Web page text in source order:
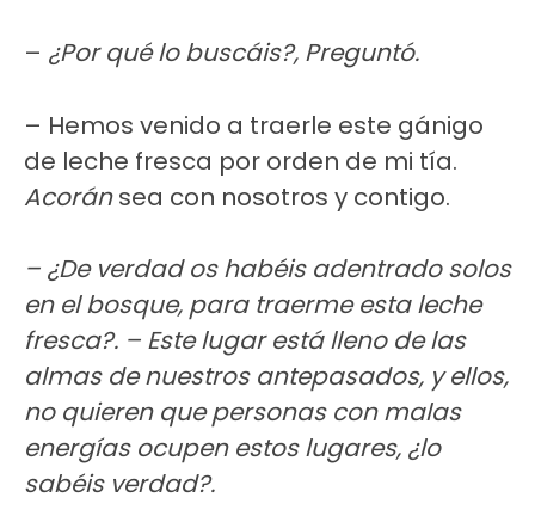
– ¿Por qué lo buscáis?, Preguntó.
– Hemos venido a traerle este gánigo
de leche fresca por orden de mi tía.
Acoránsea con nosotros y contigo.
– ¿De verdad os habéis adentrado solos
en el bosque, para traerme esta leche
fresca?. – Este lugar está lleno de las
almas de nuestros antepasados, y ellos,
no quieren que personas con malas
energías ocupen estos lugares, ¿lo
sabéis verdad?.